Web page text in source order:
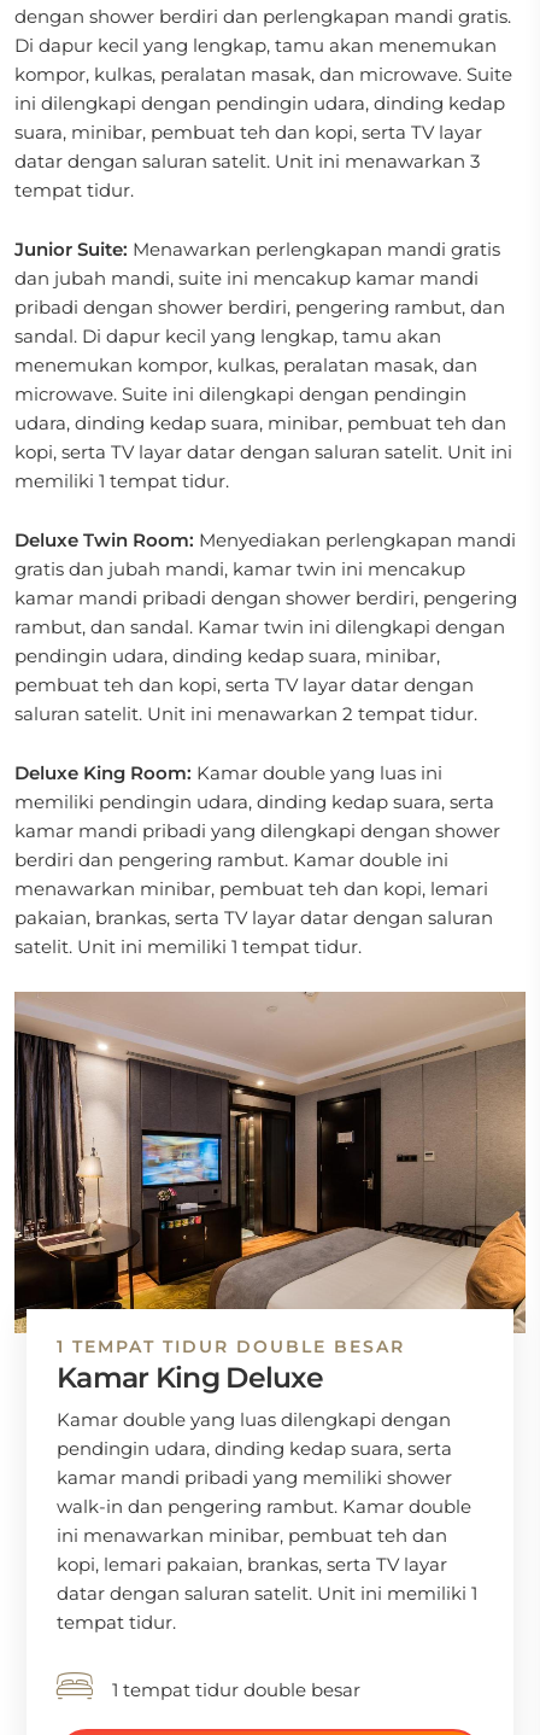
dengan shower berdiri dan perlengkapan mandi gratis.
Di dapur kecil yang lengkap, tamu akan menemukan
kompor, kulkas, peralatan masak, dan microwave. Suite
ini dilengkapi dengan pendingin udara, dinding kedap
suara, minibar, pembuat teh dan kopi, serta TV layar
datar dengan saluran satelit. Unit ini menawarkan 3
tempat tidur.
Junior Suite: Menawarkan perlengkapan mandi gratis
dan jubah mandi, suite ini mencakup kamar mandi
pribadi dengan shower berdiri, pengering rambut, dan
sandal. Di dapur kecil yang lengkap, tamu akan
menemukan kompor, kulkas, peralatan masak, dan
microwave. Suite ini dilengkapi dengan pendingin
udara, dinding kedap suara, minibar, pembuat teh dan
kopi, serta TV layar datar dengan saluran satelit. Unit ini
memiliki 1 tempat tidur.
Deluxe Twin Room: Menyediakan perlengkapan mandi
gratis dan jubah mandi, kamar twin ini mencakup
kamar mandi pribadi dengan shower berdiri, pengering
rambut, dan sandal. Kamar twin ini dilengkapi dengan
pendingin udara, dinding kedap suara, minibar,
pembuat teh dan kopi, serta TV layar datar dengan
saluran satelit. Unit ini menawarkan 2 tempat tidur.
Deluxe King Room: Kamar double yang luas ini
memiliki pendingin udara, dinding kedap suara, serta
kamar mandi pribadi yang dilengkapi dengan shower
berdiri dan pengering rambut. Kamar double ini
menawarkan minibar, pembuat teh dan kopi, lemari
pakaian, brankas, serta TV layar datar dengan saluran
satelit. Unit ini memiliki 1 tempat tidur.
1 TEMPAT TIDUR DOUBLE BESAR
Kamar King Deluxe
Kamar double yang luas dilengkapi dengan
pendingin udara, dinding kedap suara, serta
kamar mandi pribadi yang memiliki shower
walk-in dan pengering rambut. Kamar double
ini menawarkan minibar, pembuat teh dan
kopi, lemari pakaian, brankas, serta TV layar
datar dengan saluran satelit. Unit ini memiliki 1
tempat tidur.
1 tempat tidur double besar